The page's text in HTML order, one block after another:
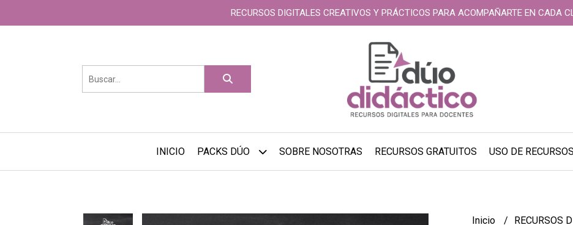
RECURSOS DIGITALES CREATIVOS Y PRÁCTICOS PARA ACOMPAÑARTE EN CADA
INICIO PACKS DÚO SOBRE NOSOTRAS RECURSOS GRATUITOS USO DE RECURSOS
Inicio
RECURSOS